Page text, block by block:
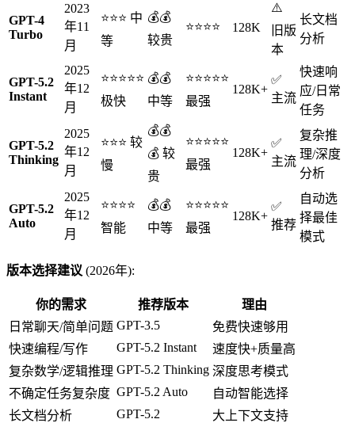
GPT-4
Turbo
2023
年11
月
⭐⭐⭐ 中
等
💰💰
较贵
⭐⭐⭐⭐ 128K
⚠️
旧版
本
长文档
分析
GPT-5.2
Instant
2025
年12
月
⭐⭐⭐⭐⭐
极快
💰💰
中等
⭐⭐⭐⭐⭐
最强
128K+
✅
主流
快速响
应/日常
任务
GPT-5.2
Thinking
2025
年12
月
⭐⭐⭐ 较
慢
💰💰
💰 较
贵
⭐⭐⭐⭐⭐
最强
128K+
✅
主流
复杂推
理/深度
分析
GPT-5.2
Auto
2025
年12
月
⭐⭐⭐⭐
智能
💰💰
中等
⭐⭐⭐⭐⭐
最强
128K+
✅
推荐
自动选
择最佳
模式
版本选择建议 (2026年):
你的需求 推荐版本
理由
日常聊天/简单问题 GPT-3.5
免费快速够用
快速编程/写作
GPT-5.2 Instant
速度快+质量高
复杂数学/逻辑推理 GPT-5.2 Thinking 深度思考模式
不确定任务复杂度 GPT-5.2 Auto
自动智能选择
长文档分析
GPT-5.2 大上下文支持